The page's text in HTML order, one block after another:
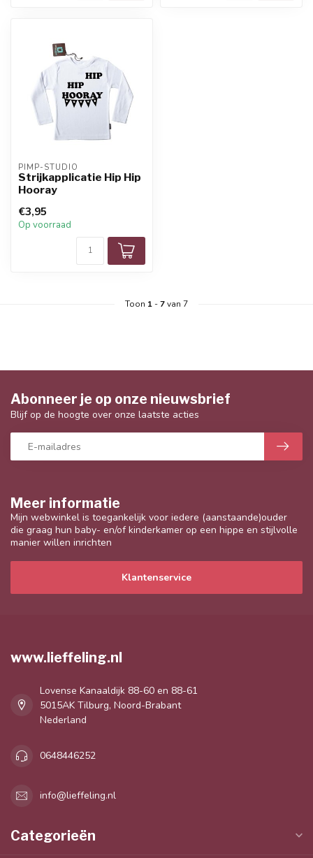
PIMP-STUDIO
Strijkapplicatie Hip Hip
Hooray
€3,95
Op voorraad
Toon 1 -7van 7
Meer informatie
Mijn webwinkel is toegankelijk voor iedere (aanstaande)ouder
die graag hun baby- en/of kinderkamer op een hippe en stijlvolle
manier willen inrichten
Klantenservice
Abonneer je op onze nieuwsbrief
Blijf op de hoogte over onze laatste acties
www.lieffeling.nl
Lovense Kanaaldijk 88-60 en 88-61
5015AK Tilburg, Noord-Brabant
Nederland
0648446252
info@lieffeling.nl
Categorieën